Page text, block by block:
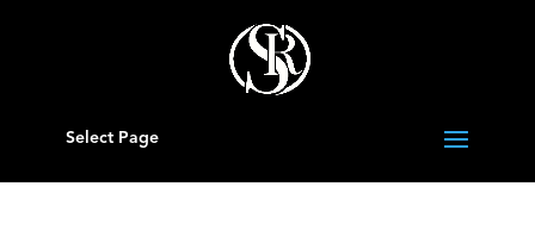
Select Page